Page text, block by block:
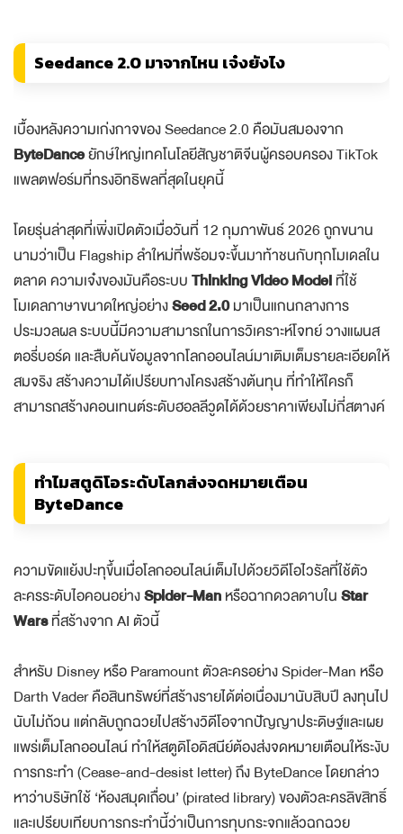
Seedance 2.0 มาจากไหน เจ๋งยังไง
เบื้องหลังความเก่งกาจของ Seedance 2.0 คือมันสมองจาก
ByteDanceยักษ์ใหญ่เทคโนโลยีสัญชาติจีนผู้ครอบครอง TikTok
แพลตฟอร์มที่ทรงอิทธิพลที่สุดในยุคนี้
โดยรุ่นล่าสุดที่เพิ่งเปิดตัวเมื่อวันที่ 12 กุมภาพันธ์ 2026 ถูกขนาน
นามว่าเป็น Flagship ลำใหม่ที่พร้อมจะขึ้นมาท้าชนกับทุกโมเดลใน
ตลาด ความเจ๋งของมันคือระบบThinking Video Modelที่ใช้
โมเดลภาษาขนาดใหญ่อย่างSeed 2.0มาเป็นแกนกลางการ
ประมวลผล ระบบนี้มีความสามารถในการวิเคราะห์โจทย์ วางแผนส
ตอรี่บอร์ด และสืบค้นข้อมูลจากโลกออนไลน์มาเติมเต็มรายละเอียดให้
สมจริง สร้างความได้เปรียบทางโครงสร้างต้นทุน ที่ทำให้ใครก็
สามารถสร้างคอนเทนต์ระดับฮอลลีวูดได้ด้วยราคาเพียงไม่กี่สตางค์
ทำไมสตูดิโอระดับโลกส่งจดหมายเตือน
ByteDance
ความขัดแย้งปะทุขึ้นเมื่อโลกออนไลน์เต็มไปด้วยวิดีโอไวรัลที่ใช้ตัว
ละครระดับไอคอนอย่างSpider-ManหรือฉากดวลดาบในStar
Warsที่สร้างจาก AI ตัวนี้
สำหรับ Disney หรือ Paramount ตัวละครอย่าง Spider-Man หรือ
Darth Vader คือสินทรัพย์ที่สร้างรายได้ต่อเนื่องมานับสิบปี ลงทุนไป
นับไม่ถ้วน แต่กลับถูกฉวยไปสร้างวิดีโอจากปัญญาประดิษฐ์และเผย
แพร่เต็มโลกออนไลน์ ทำให้สตูดิโอดิสนีย์ต้องส่งจดหมายเตือนให้ระงับ
การกระทำ (Cease-and-desist letter) ถึง ByteDance โดยกล่าว
หาว่าบริษัทใช้ ‘ห้องสมุดเถื่อน’ (pirated library) ของตัวละครลิขสิทธิ์
และเปรียบเทียบการกระทำนี้ว่าเป็นการทุบกระจกแล้วฉกฉวย